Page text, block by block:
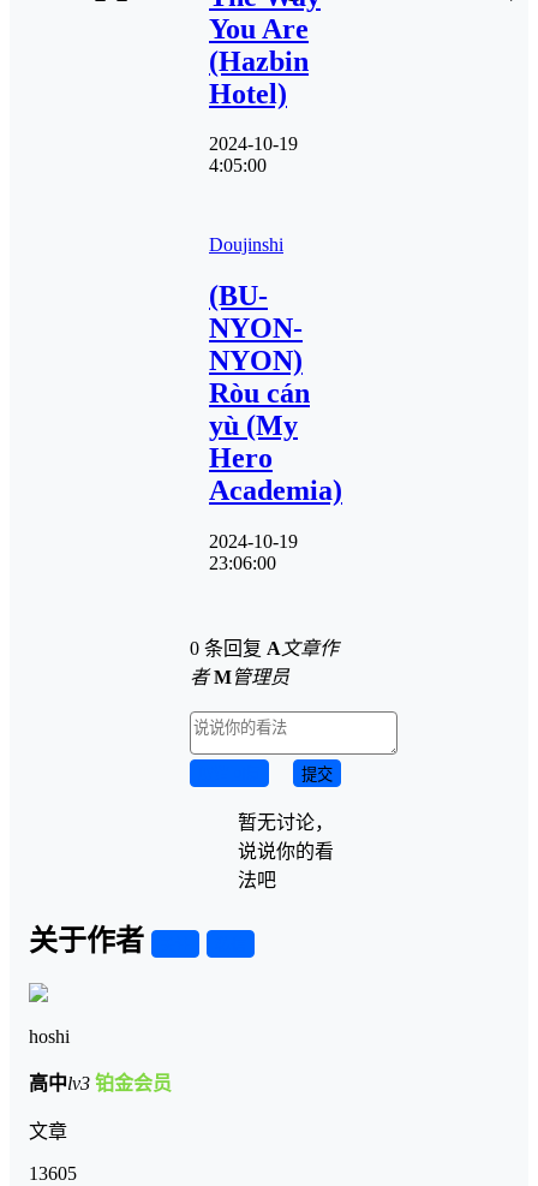
You Are
(Hazbin
Hotel)
2024-10-19
4:05:00
Doujinshi
(BU-
NYON-
NYON)
Ròu cán
yù (My
Hero
Academia)
2024-10-19
23:06:00
0 条回复 A 文章作
者 M管理员
提交
暂无讨论，
说说你的看
法吧
关于作者
hoshi
高中lv3 铂金会员
文章
13605